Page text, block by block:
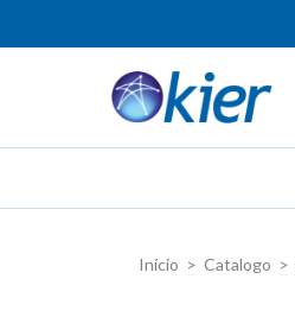
Início > Catalogo >